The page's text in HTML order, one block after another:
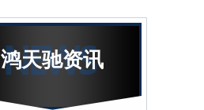
鸿天驰资讯